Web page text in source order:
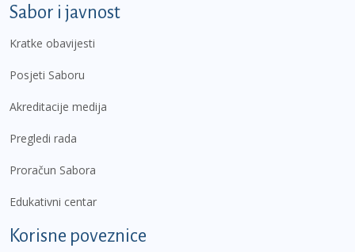
Sabor i javnost
Kratke obavijesti
Posjeti Saboru
Akreditacije medija
Pregledi rada
Proračun Sabora
Edukativni centar
Korisne poveznice